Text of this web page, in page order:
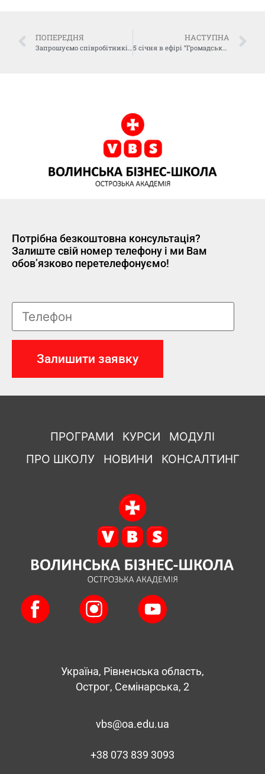
ПОПЕРЕДНЯ НАСТУПНА
5 січня в ефірі “Громадського радіо” відбулося інтерв’ю з директором “Волинської бізнес-школи” Олексієм Губановим
Потрібна безкоштовна консультація?
Залиште свій номер телефону і ми Вам
обов’язково перетелефонуємо!
ПРОГРАМИ КУРСИ
МОДУЛІ
ПРО ШКОЛУ
НОВИНИ КОНСАЛТИНГ
Україна, Рівненська область,
Острог, Семінарська, 2
vbs@oa.edu.ua
+38 073 839 3093